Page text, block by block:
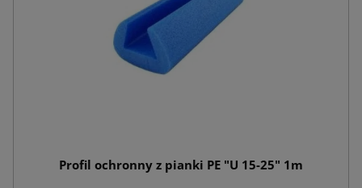
Profil ochronny z pianki PE "U 15-25" 1m